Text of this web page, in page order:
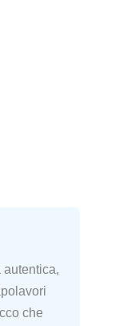
autentica,
che